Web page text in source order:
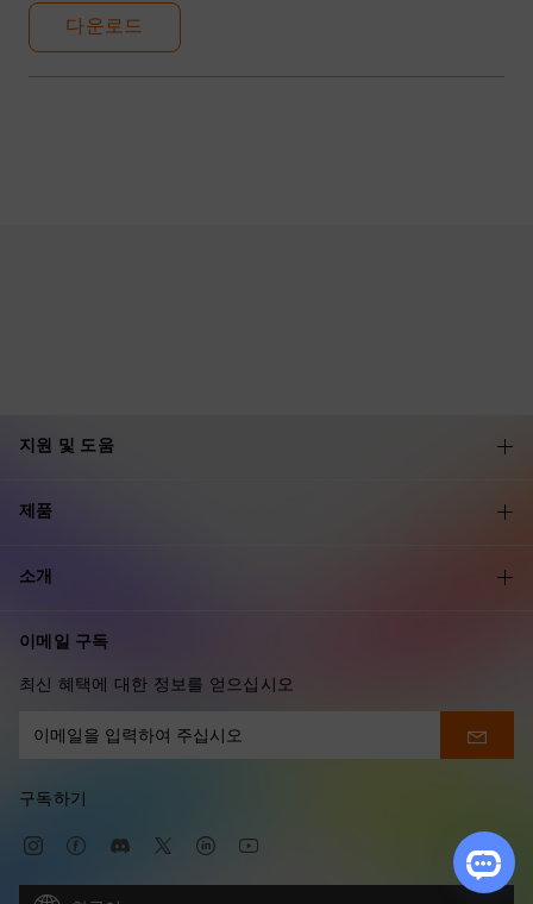
다운로드
지원 및 도움
제품
소개
이메일 구독
최신 혜택에 대한 정보를 얻으십시오
구독하기